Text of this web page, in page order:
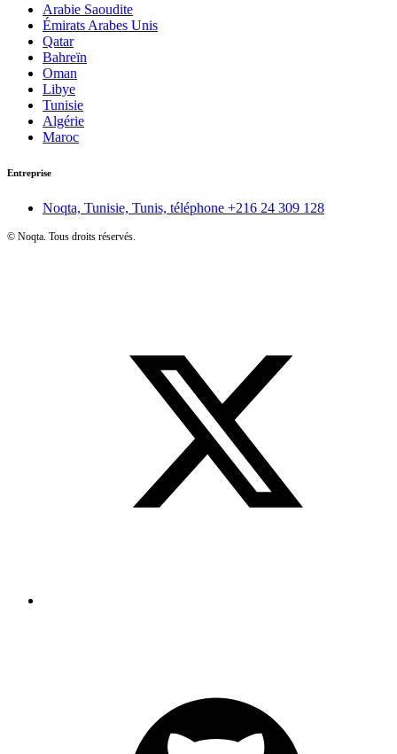
Arabie Saoudite
Émirats Arabes Unis
Qatar
Bahreïn
Oman
Libye
Tunisie
Algérie
Maroc
Entreprise
Noqta, Tunisie, Tunis, téléphone +216 24 309 128
© Noqta. Tous droits réservés.